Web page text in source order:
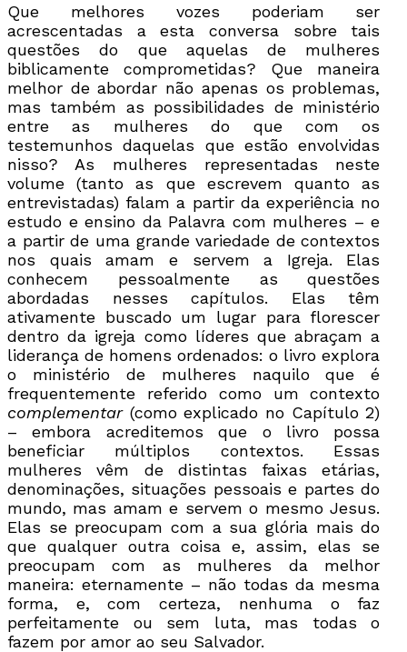
Que melhores vozes poderiam ser
acrescentadas a esta conversa sobre tais
questões do que aquelas de mulheres
biblicamente comprometidas? Que maneira
melhor de abordar não apenas os problemas,
mas também as possibilidades de ministério
entre as mulheres do que com os
testemunhos daquelas que estão envolvidas
nisso? As mulheres representadas neste
volume (tanto as que escrevem quanto as
entrevistadas) falam a partir da experiência no
estudo e ensino da Palavra com mulheres – e
a partir de uma grande variedade de contextos
nos quais amam e servem a Igreja. Elas
conhecem pessoalmente as questões
abordadas nesses capítulos. Elas têm
ativamente buscado um lugar para florescer
dentro da igreja como líderes que abraçam a
liderança de homens ordenados: o livro explora
o ministério de mulheres naquilo que é
frequentemente referido como um contexto
complementar (como explicado no Capítulo 2)
– embora acreditemos que o livro possa
beneficiar múltiplos contextos. Essas
mulheres vêm de distintas faixas etárias,
denominações, situações pessoais e partes do
mundo, mas amam e servem o mesmo Jesus.
Elas se preocupam com a sua glória mais do
que qualquer outra coisa e, assim, elas se
preocupam com as mulheres da melhor
maneira: eternamente – não todas da mesma
forma, e, com certeza, nenhuma o faz
perfeitamente ou sem luta, mas todas o
fazem por amor ao seu Salvador.